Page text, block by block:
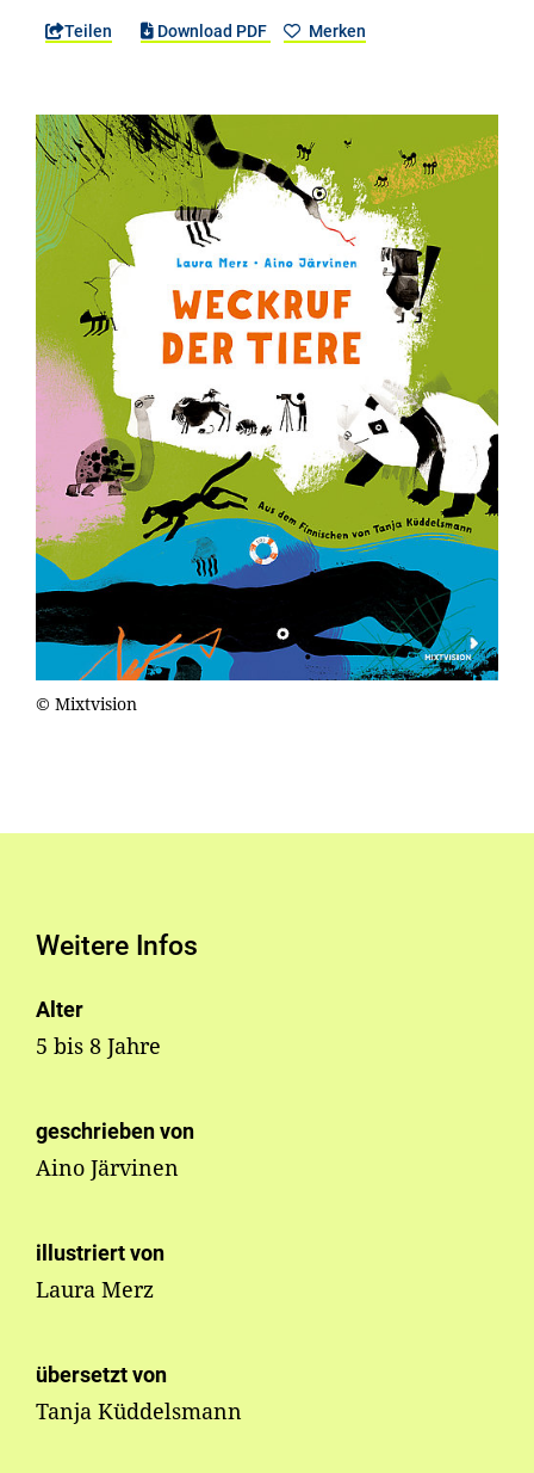
Teilen Download PDF Merken
© Mixtvision
Weitere Infos
Alter
5 bis 8 Jahre
geschrieben von
Aino Järvinen
illustriert von
Laura Merz
übersetzt von
Tanja Küddelsmann